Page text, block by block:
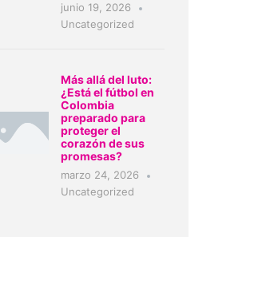
junio 19, 2026
Uncategorized
Más allá del luto:
¿Está el fútbol en
Colombia
preparado para
proteger el
corazón de sus
promesas?
marzo 24, 2026
Uncategorized